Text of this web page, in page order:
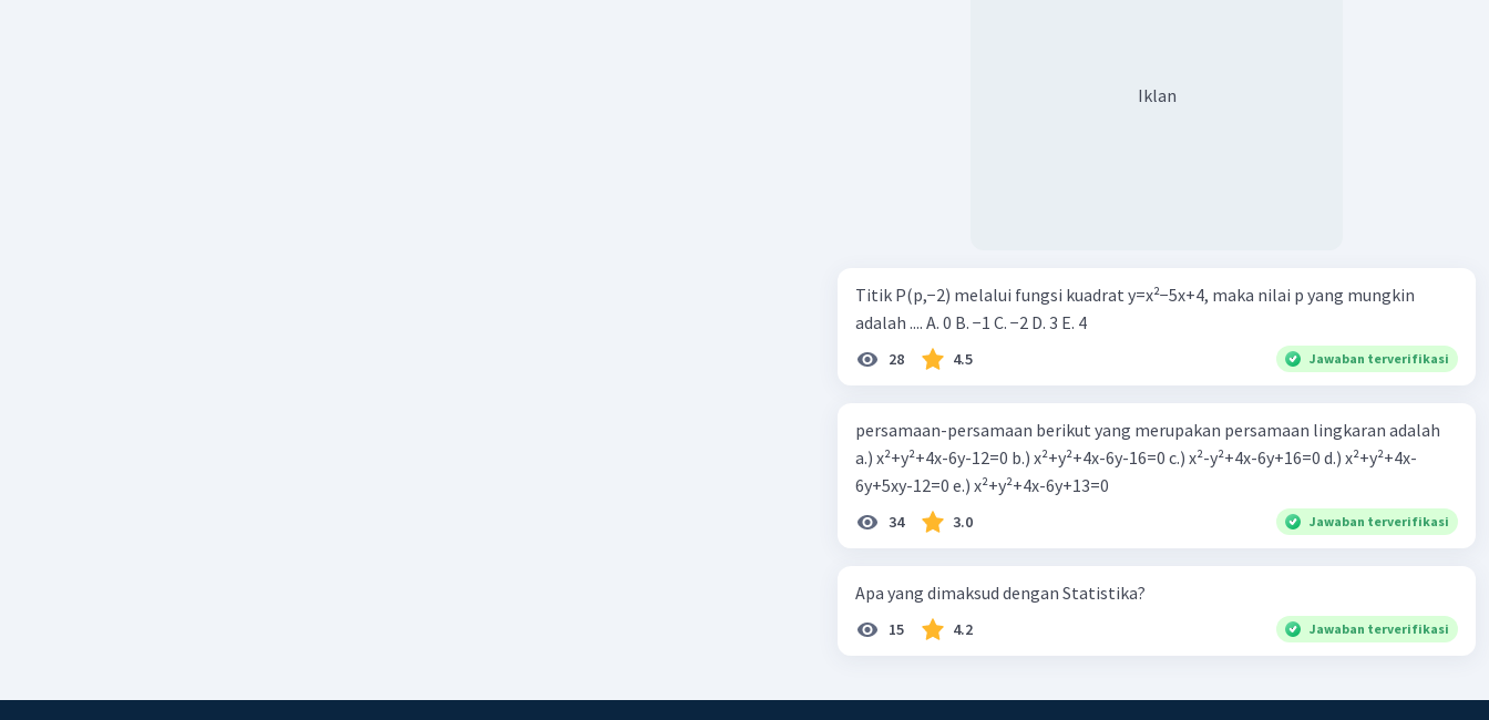
Iklan
Titik P(p,−2) melalui fungsi kuadrat y=x²−5x+4, maka nilai p yang mungkin
adalah .... A. 0 B. −1 C. −2 D. 3 E. 4
28 4.5 Jawaban terverifikasi
persamaan-persamaan berikut yang merupakan persamaan lingkaran adalah
a.) x²+y²+4x-6y-12=0 b.) x²+y²+4x-6y-16=0 c.) x²-y²+4x-6y+16=0 d.) x²+y²+4x-
6y+5xy-12=0 e.) x²+y²+4x-6y+13=0
34 3.0 Jawaban terverifikasi
Apa yang dimaksud dengan Statistika?
15 4.2 Jawaban terverifikasi